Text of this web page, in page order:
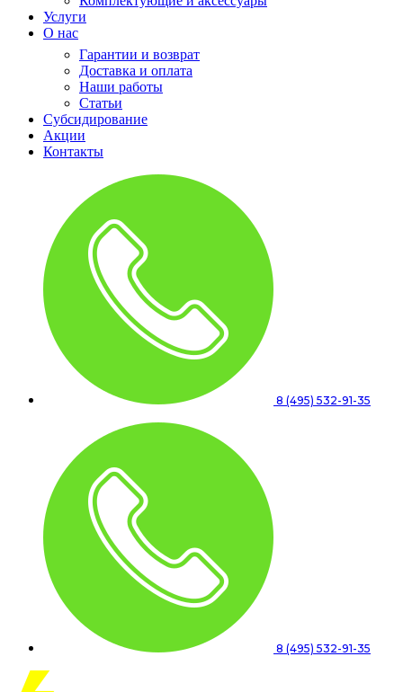
Услуги
О нас
Гарантии и возврат
Доставка и оплата
Наши работы
Статьи
Субсидирование
Акции
Контакты
8 (495) 532-91-35
8 (495) 532-91-35